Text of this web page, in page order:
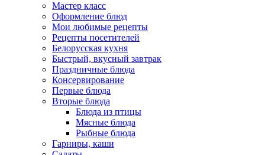
Мастер класс
Оформление блюд
Мои любимые рецепты
Рецепты посетителей
Белорусская кухня
Быстрый, вкусный завтрак
Праздничные блюда
Консервирование
Первые блюда
Вторые блюда
Блюда из птицы
Мясные блюда
Рыбные блюда
Гарниры, каши